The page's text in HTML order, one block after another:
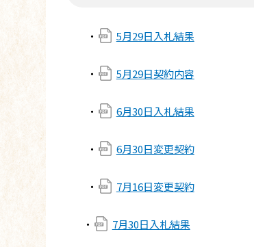
・ 5月29日入札結果
・ 5月29日契約内容
・ 6月30日入札結果
・ 6月30日変更契約
・ 7月16日変更契約
・ 7月30日入札結果